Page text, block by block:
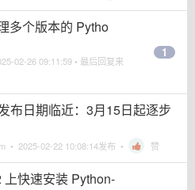
多个版本的 Pytho
02-26 09:11:59 • 最后回复来
1
布日期临近：3月15日起逐步
• 2025-02-22 10:08:14发布 • 赞
快速安装 Python-